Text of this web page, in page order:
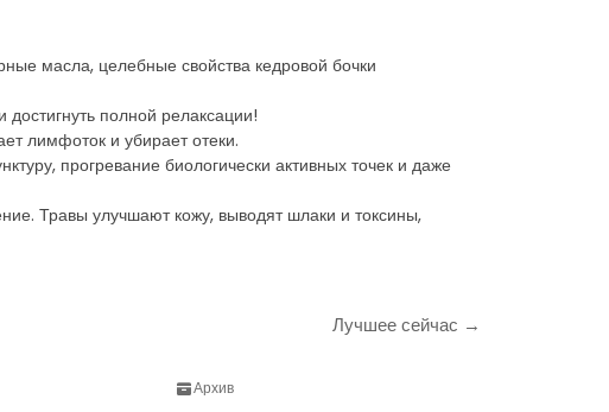
масла, целебные свойства кедровой бочки
полной релаксации!
лимфоток и убирает отеки.
прогревание биологически активных точек и даже
Травы улучшают кожу, выводят шлаки и токсины,
Лучшее сейчас →
Архив